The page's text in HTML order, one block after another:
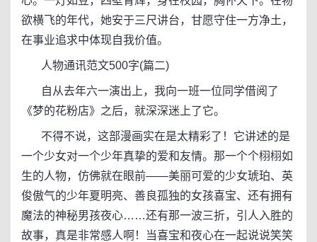
欲横飞的年代，她安于三尺讲台，甘愿守住一方净土，
在事业追求中体现自我价值。
人物通讯范文500字(篇二)
自从去年六一演出上，我向一班一位同学借阅了
《梦的花粉店》之后，就深深迷上了它。
不得不说，这部漫画实在是太精彩了！它讲述的是
一个少女对一个少年真挚的爱和友情。那一个个栩栩如
生的人物，仿佛就在眼前——美丽可爱的少女琥珀、英
俊傲气的少年夏明亮、善良孤独的女孩喜宝、还有拥有
魔法的神秘男孩夜心……还有那一波三折，引人入胜的
故事，真是非常感人啊！当喜宝和夜心在一起说说笑笑